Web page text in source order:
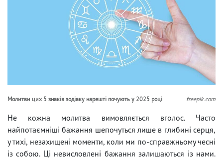
Молитви цих 5 знаків зодіаку нарешті почують у 2025 році freepik.com
Не кожна молитва вимовляється вголос. Часто
найпотаємніші бажання шепочуться лише в глибині серця,
у тихі, незахищені моменти, коли ми по-справжньому чесні
із собою. Ці невисловлені бажання залишаються із нами.